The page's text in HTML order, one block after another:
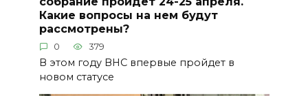
Какие вопросы на нем будут
рассмотрены?
0 379
В этом году ВНС впервые пройдет в
новом статусе